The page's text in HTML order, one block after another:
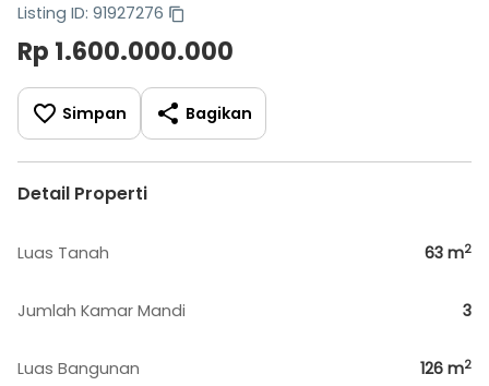
Listing ID: 91927276
Rp 1.600.000.000
Simpan Bagikan
Detail Properti
Luas Tanah 63 m2
Jumlah Kamar Mandi 3
Luas Bangunan 126 m2